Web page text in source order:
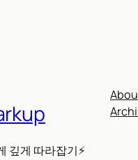
깊게 따라잡기⚡